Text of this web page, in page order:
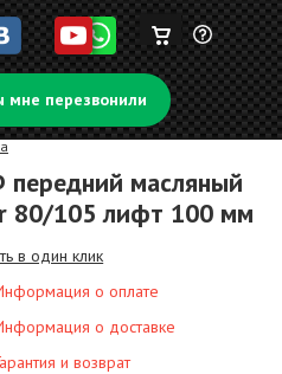
Задать
вопрос
Корзина
пуста
мне перезвонили
масляный
80/105 лифт 100 мм
в один клик
о оплате
о доставке
и возврат